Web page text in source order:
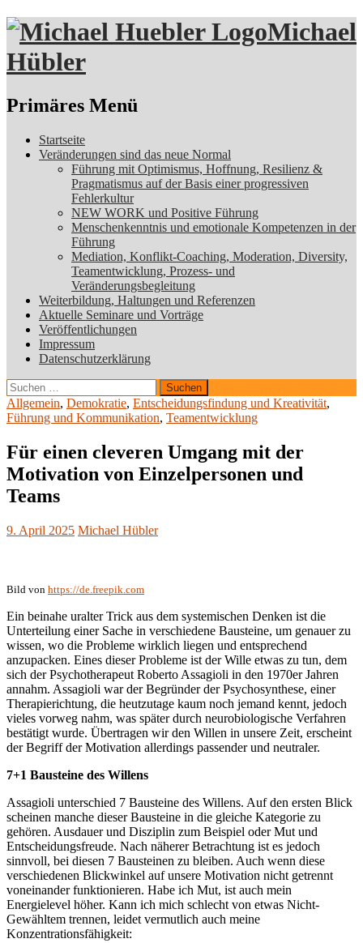
Michael
Hübler
Suchen
Primäres Menü
Zum
Inhalt
Startseite
Veränderungen sind das neue Normal
Führung mit Optimismus, Hoffnung, Resilienz &
Pragmatismus auf der Basis einer progressiven
Fehlerkultur
NEW WORK und Positive Führung
Menschenkenntnis und emotionale Kompetenzen in der
Führung
Mediation, Konflikt-Coaching, Moderation, Diversity,
Teamentwicklung, Prozess- und
Veränderungsbegleitung
Weiterbildung, Haltungen und Referenzen
Aktuelle Seminare und Vorträge
Veröffentlichungen
Impressum
Datenschutzerklärung
Suchen
nach:
Allgemein, Demokratie, Entscheidungsfindung und Kreativität,
Führung und Kommunikation, Teamentwicklung
Für einen cleveren Umgang mit der
Motivation von Einzelpersonen und
Teams
9. April 2025 Michael Hübler
Bild von https://de.freepik.com
Ein beinahe uralter Trick aus dem systemischen Denken ist die
Unterteilung einer Sache in verschiedene Bausteine, um genauer zu
wissen, wo die Probleme wirklich liegen und entsprechend
anzupacken. Eines dieser Probleme ist der Wille etwas zu tun, dem
sich der Psychotherapeut Roberto Assagioli in den 1970er Jahren
annahm. Assagioli war der Begründer der Psychosynthese, einer
Therapierichtung, die heutzutage kaum noch jemand kennt, jedoch
vieles vorweg nahm, was später durch neurobiologische Verfahren
bestätigt wurde. Übertragen wir den Willen in unsere Zeit, erscheint
der Begriff der Motivation allerdings passender und neutraler.
7+1 Bausteine des Willens
Assagioli unterschied 7 Bausteine des Willens. Auf den ersten Blick
scheinen manche dieser Bausteine in die gleiche Kategorie zu
gehören. Ausdauer und Disziplin zum Beispiel oder Mut und
Entscheidungsfreude. Nach näherer Betrachtung ist es jedoch
sinnvoll, bei diesen 7 Bausteinen zu bleiben. Auch wenn diese
verschiedenen Blickwinkel auf unsere Motivation nicht getrennt
voneinander funktionieren. Habe ich Mut, ist auch mein
Energielevel höher. Kann ich mich schlecht von etwas Nicht-
Gewähltem trennen, leidet vermutlich auch meine
Konzentrationsfähigkeit: